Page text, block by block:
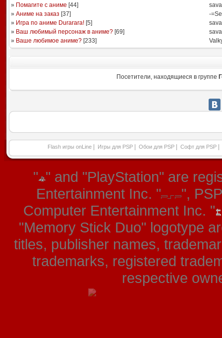
» Помагите с аниме [44]
» Аниме на заказ [37]
-
» Игра по аниме Durarara![5]
» Ваш любимый персонаж в аниме?[69]
» Ваше любимое аниме?[233]
Посетители, находящиеся в группе
Flash игры onLine Игры для PSP Обои для PSP Софт для PSP
" " and "PlayStation" are
Entertainment Inc. "
",
Computer Entertainment Inc. "
"Memory Stick Duo" logotype
titles, publisher names,
trademarks, registered
respective